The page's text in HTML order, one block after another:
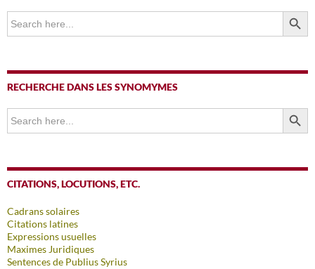
Search
for:
SEARCH
RECHERCHE DANS LES SYNOMYMES
Search
for:
SEARCH
CITATIONS, LOCUTIONS, ETC.
Cadrans solaires
Citations latines
Expressions usuelles
Maximes Juridiques
Sentences de Publius Syrius